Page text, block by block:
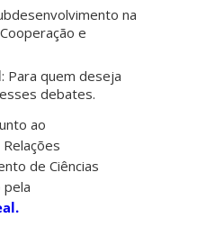
na
e
: Para quem deseja
debates.
ao
de Ciências
pela
.